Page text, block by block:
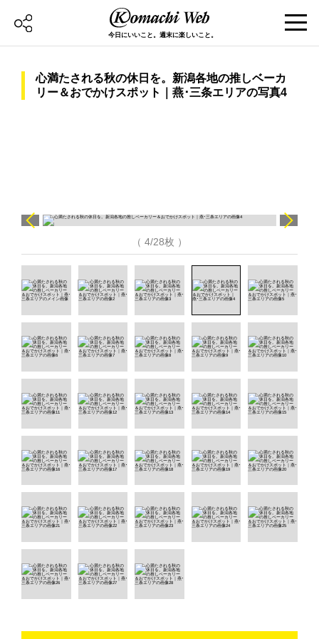
今日にいいこと。週末に楽しいこと。
心満たされる秋の休日を。新潟各地の推しベーカ
リー＆おでかけスポット｜燕･三条エリアの写真4
（ 4/28枚 ）